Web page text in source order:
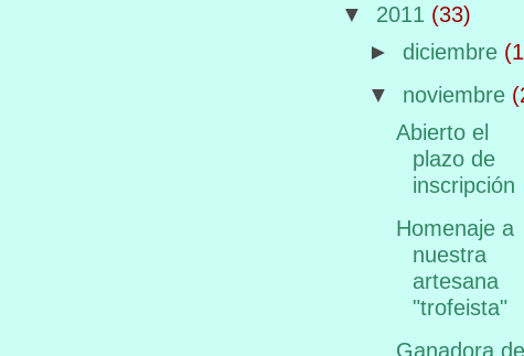
▼ 2011 (33)
► diciembre
▼ noviembre
Abierto el
plazo de
inscripción
Homenaje a
nuestra
artesana
"trofeista"
Ganadora